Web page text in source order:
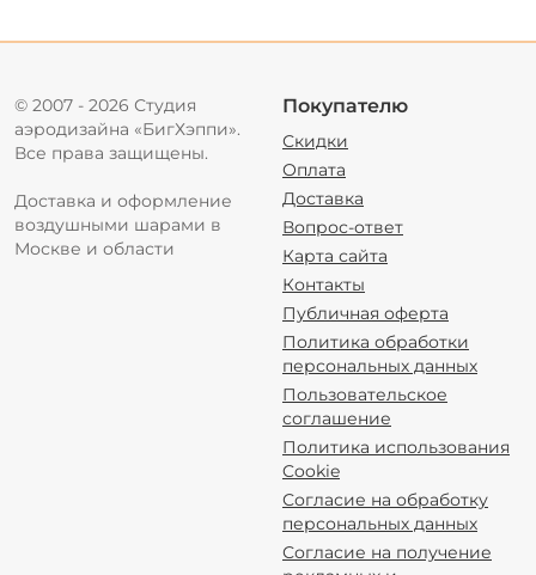
© 2007 - 2026 Студия
аэродизайна «БигХэппи».
Все права защищены.
Доставка и оформление
воздушными шарами в
Москве и области
Покупателю
Скидки
Оплата
Доставка
Вопрос-ответ
Карта сайта
Контакты
Публичная оферта
Политика обработки
персональных данных
Пользовательское
соглашение
Политика использования
Cookie
Согласие на обработку
персональных данных
Согласие на получение